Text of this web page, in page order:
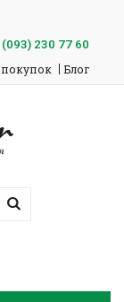
(093)230 77 60
Блог